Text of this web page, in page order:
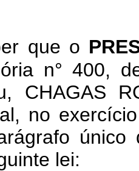
que o
n° 400,
CHAGAS
no
lei: